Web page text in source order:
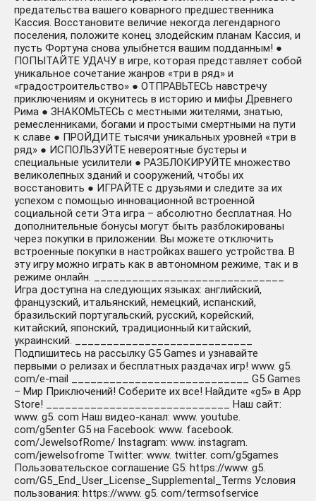
предательства вашего коварного предшественника
Кассия. Восстановите величие некогда легендарного
поселения, положите конец злодейским планам Кассия, и
пусть Фортуна снова улыбнется вашим подданным! ●
ПОПЫТАЙТЕ УДАЧУ в игре, которая представляет собой
уникальное сочетание жанров «три в ряд» и
«градостроительство» ● ОТПРАВЬТЕСЬ навстречу
приключениям и окунитесь в историю и мифы Древнего
Рима ● ЗНАКОМЬТЕСЬ с местными жителями, знатью,
ремесленниками, богами и простыми смертными на пути
к славе ● ПРОЙДИТЕ тысячи уникальных уровней «три в
ряд» ● ИСПОЛЬЗУЙТЕ невероятные бустеры и
специальные усилители ● РАЗБЛОКИРУЙТЕ множество
великолепных зданий и сооружений, чтобы их
восстановить ● ИГРАЙТЕ с друзьями и следите за их
успехом с помощью инновационной встроенной
социальной сети Эта игра – абсолютно бесплатная. Но
дополнительные бонусы могут быть разблокированы
через покупки в приложении. Вы можете отключить
встроенные покупки в настройках вашего устройства. В
эту игру можно играть как в автономном режиме, так и в
режиме онлайн. ______________________________
Игра доступна на следующих языках: английский,
французский, итальянский, немецкий, испанский,
бразильский португальский, русский, корейский,
китайский, японский, традиционный китайский,
украинский. ____________________________
Подпишитесь на рассылку G5 Games и узнавайте
первыми о релизах и бесплатных раздачах игр! www. g5.
com/e-mail ____________________________ G5 Games
– Мир Приключений! Соберите их все! Найдите «g5» в App
Store! _____________________________ Наш сайт:
www. g5. com Наш видео-канал: www. youtube.
com/g5enter G5 на Facebook: www. facebook.
com/JewelsofRome/ Instagram: www. instagram.
com/jewelsofrome Twitter: www. twitter. com/g5games
Пользовательское соглашение G5: https://www. g5.
com/G5_End_User_License_Supplemental_Terms Условия
пользования: https://www. g5. com/termsofservice